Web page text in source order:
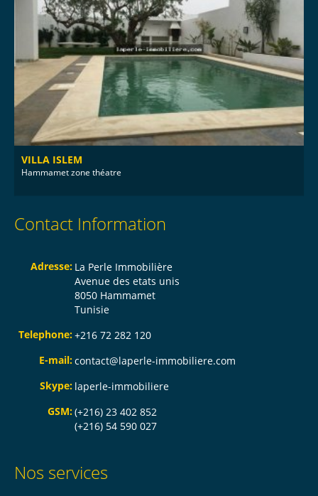
VILLA ISLEM
Hammamet zone théatre
Contact Information
Adresse: La Perle Immobilière
Avenue des etats unis
8050 Hammamet
Tunisie
Telephone:+216 72 282 120
E-mail:contact@laperle-immobiliere.com
Skype: laperle-immobiliere
GSM:(+216) 23 402 852
(+216) 54 590 027
Nos services